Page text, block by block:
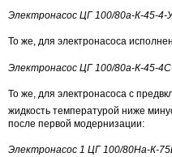
Электронасос ЦГ 100/80а-К-45-
То же, для электронасоса
Электронасос ЦГ 100/80а-К-45-
То же, для электронасоса с
жидкость температурой ниже
после первой модернизации:
Электронасос 1 ЦГ 100/80На-К-